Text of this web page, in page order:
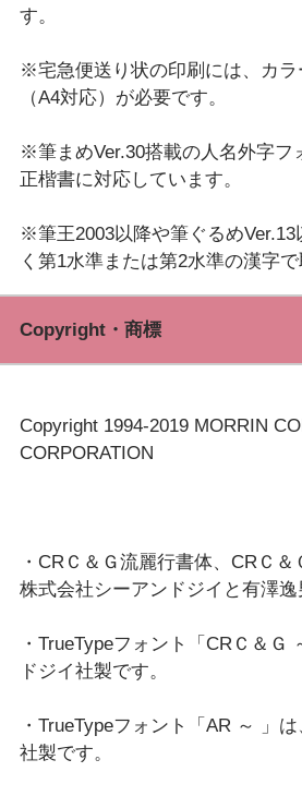
す。
※宅急便送り状の印刷には、カ
（A4対応）が必要です。
※筆まめVer.30搭載の人名外字フ
正楷書に対応しています。
※筆王2003以降や筆ぐるめ
Copyright・商標
Copyright 1994-2019 MORRIN
CORPORATION
・CRＣ＆Ｇ流麗行書体、CRＣ
株式会社シーアンドジイと有澤逸
・TrueTypeフォント「CRＣ＆
ドジイ社製です。
・TrueTypeフォント「AR ～ 」
社製です。